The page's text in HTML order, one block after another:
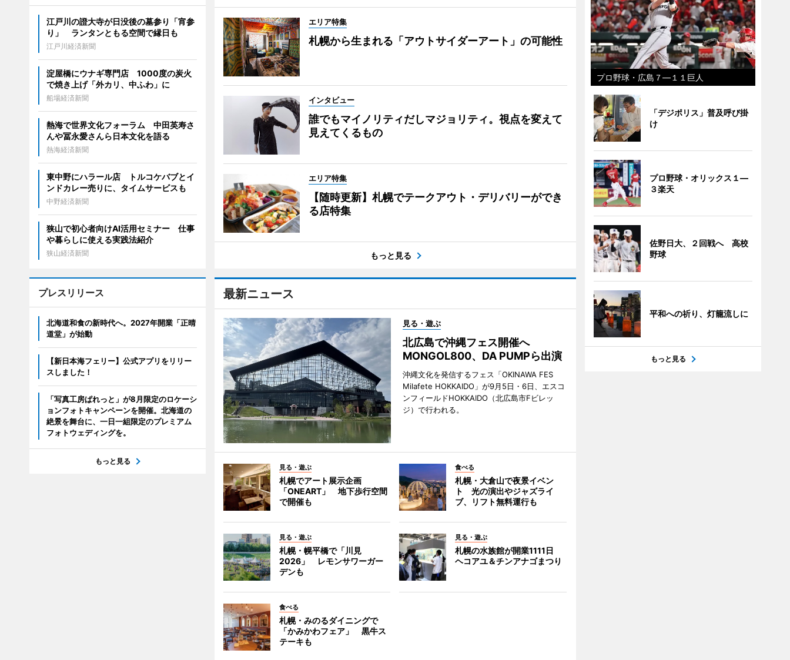
エリア特集
札幌から生まれる「アウトサイダーアート」の可能性
インタビュー
誰でもマイノリティだしマジョリティ。視点を変えて
見えてくるもの
エリア特集
【随時更新】札幌でテークアウト・デリバリーができ
る店特集
もっと見る
最新ニュース
見る・遊ぶ
北広島で沖縄フェス開催へ
MONGOL800、DA PUMPら出演
沖縄文化を発信するフェス「OKINAWA FES
Milafete HOKKAIDO」が9月5日・6日、エスコ
ンフィールドHOKKAIDO（北広島市Fビレッ
ジ）で行われる。
見る・遊ぶ
札幌でアート展示企画
「ONEART」 地下歩行空間
で開催も
食べる
札幌・大倉山で夜景イベン
ト 光の演出やジャズライ
ブ、リフト無料運行も
見る・遊ぶ
札幌・幌平橋で「川見
2026」 レモンサワーガー
デンも
見る・遊ぶ
札幌の水族館が開業1111日
ヘコアユ＆チンアナゴまつり
食べる
札幌・みのるダイニングで
「かみかわフェア」 黒牛ス
テーキも
江戸川の證大寺が日没後の墓参り「宵参
り」 ランタンともる空間で縁日も
江戸川経済新聞
淀屋橋にウナギ専門店 1000度の炭火
で焼き上げ「外カリ、中ふわ」に
船場経済新聞
熱海で世界文化フォーラム 中田英寿さ
んや冨永愛さんら日本文化を語る
熱海経済新聞
東中野にハラール店 トルコケバブとイ
ンドカレー売りに、タイムサービスも
中野経済新聞
狭山で初心者向けAI活用セミナー 仕事
や暮らしに使える実践法紹介
狭山経済新聞
プレスリリース
北海道和食の新時代へ。2027年開業「正晴
道堂」が始動
【新日本海フェリー】公式アプリをリリー
スしました！
「写真工房ぱれっと」が8月限定のロケーシ
ョンフォトキャンペーンを開催。北海道の
絶景を舞台に、一日一組限定のプレミアム
フォトウェディングを。
もっと見る
プロ野球・広島７―１１巨人
「デジポリス」普及呼び掛
け
プロ野球・オリックス１―
３楽天
佐野日大、２回戦へ 高校
野球
平和への祈り、灯籠流しに
もっと見る